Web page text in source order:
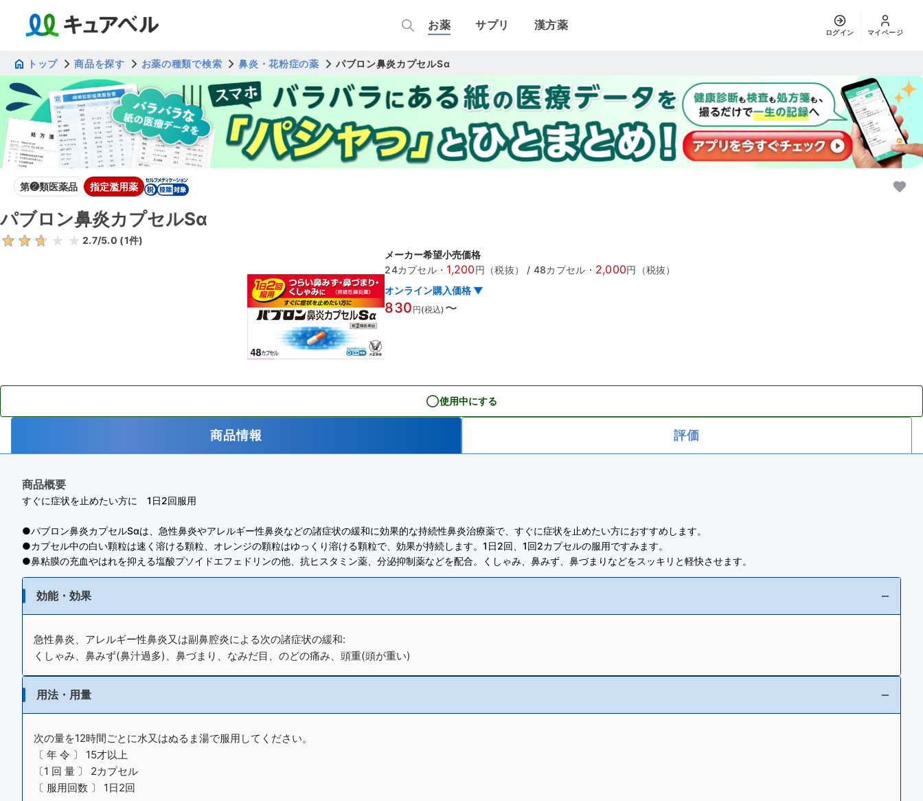
お薬 サプリ 漢方薬
ログイン マイページ
トップ 商品を探す お薬の種類で検索 鼻炎・花粉症の薬 パブロン鼻炎カプセルSα
第❷類医薬品 指定濫用薬
パブロン鼻炎カプセルSα
2.7/5.0 (1件)
メーカー希望小売価格
24カプセル・ 1,200円（税抜） / 48カプセル ・ 2,000円（税抜）
オンライン購入価格 ▼
830 円(税込) 〜
使用中にする
商品情報 評価
商品概要
すぐに症状を止めたい方に 1日2回服用
●パブロン鼻炎カプセルSαは、急性鼻炎やアレルギー性鼻炎などの諸症状の緩和に効果的な持続性鼻炎治療薬で、すぐに症状を止めたい方におすすめします。
●カプセル中の白い顆粒は速く溶ける顆粒、オレンジの顆粒はゆっくり溶ける顆粒で、効果が持続します。1日2回、1回2カプセルの服用ですみます。
●鼻粘膜の充血やはれを抑える塩酸プソイドエフェドリンの他、抗ヒスタミン薬、分泌抑制薬などを配合。くしゃみ、鼻みず、鼻づまりなどをスッキリと軽快させます。
効能・効果
急性鼻炎、アレルギー性鼻炎又は副鼻腔炎による次の諸症状の緩和:
くしゃみ、鼻みず(鼻汁過多)、鼻づまり、なみだ目、のどの痛み、頭重(頭が重い)
用法・用量
次の量を12時間ごとに水又はぬるま湯で服用してください。
〔 年 令 〕 15才以上
〔1 回 量 〕 2カプセル
〔 服用回数 〕 1日2回